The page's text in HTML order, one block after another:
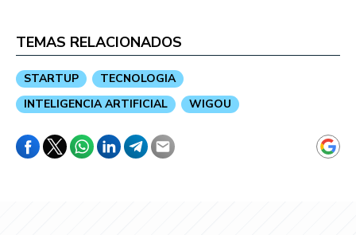
TEMAS RELACIONADOS
STARTUP
TECNOLOGIA
INTELIGENCIA ARTIFICIAL
WIGOU